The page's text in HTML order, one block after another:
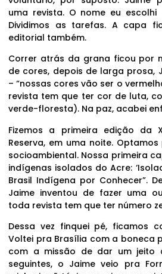
uma revista. O nome eu escolhi
Dividimos as tarefas. A capa
editorial também.
Correr atrás da grana ficou por
de cores, depois de larga prosa,
– “nossas cores vão ser o
revista tem que ter cor de luta,
verde-floresta). Na paz, acabei
Fizemos a primeira edição da
Reserva, em uma noite.
socioambiental. Nossa primeira
indígenas isolados do Acre:
Brasil Indígena por Conhecer”.
Jaime inventou de fazer uma
toda revista tem que ter número
Dessa vez finquei pé, ficamos
Voltei pra Brasília com a boneca
com a missão de dar um jeito
seguintes, o Jaime veio pra